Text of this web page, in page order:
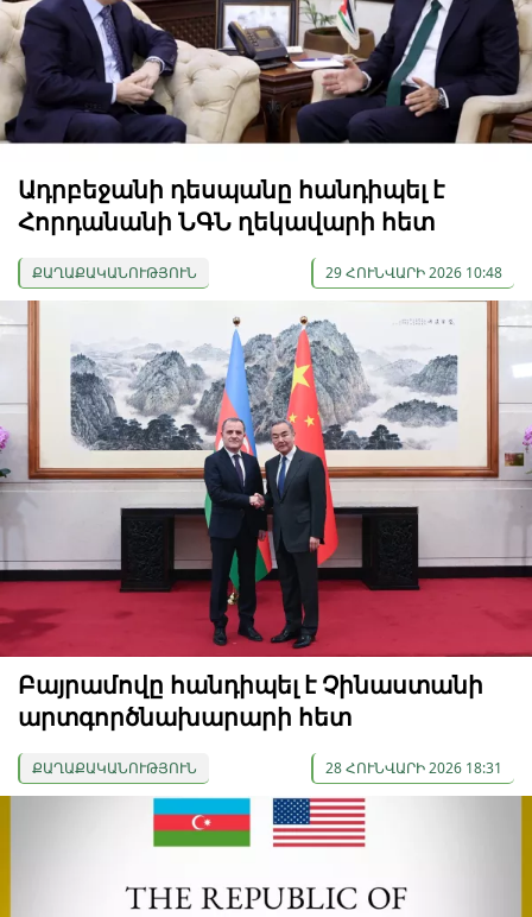
Ադրբեջանի դեսպանը հանդիպել է
Հորդանանի ՆԳՆ ղեկավարի հետ
ՔԱՂԱՔԱԿԱՆՈՒԹՅՈՒՆ 29 ՀՈՒՆՎԱՐԻ 2026 10:48
Բայրամովը հանդիպել է Չինաստանի
արտգործնախարարի հետ
ՔԱՂԱՔԱԿԱՆՈՒԹՅՈՒՆ 28 ՀՈՒՆՎԱՐԻ 2026 18:31